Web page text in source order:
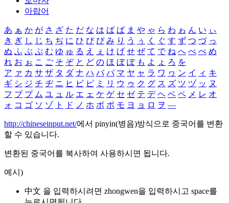
아랍어
あ ぁ か が さ ざ た だ な は ば ぱ ま や ゃ ら わ ゎ ん い ぃ
き ぎ し じ ち ぢ に ひ び ぴ み り う ぅ く ぐ す ず つ づ っ
ぬ ふ ぶ ぷ む ゆ ゅ る え ぇ け げ せ ぜ て で ね へ べ ぺ め
れ お ぉ こ ご そ ぞ と ど の ほ ぼ ぽ も よ ょ ろ を
ア ァ カ サ ザ タ ダ ナ ハ バ パ マ ヤ ャ ラ ワ ヮ ン イ ィ キ
ギ シ ジ チ ヂ ニ ヒ ビ ピ ミ リ ウ ゥ ク グ ス ズ ツ ヅ ッ ヌ
フ ブ プ ム ユ ュ ル エ ェ ケ ゲ セ ゼ テ デ ヘ ベ ペ メ レ オ
ォ コ ゴ ソ ゾ ト ド ノ ホ ボ ポ モ ヨ ョ ロ ヲ ―
http://chineseinput.net/에서 pinyin(병음)방식으로 중국어를 변환
할 수 있습니다.
변환된 중국어를 복사하여 사용하시면 됩니다.
예시)
中文 을 입력하시려면 zhongwen을 입력하시고 space를